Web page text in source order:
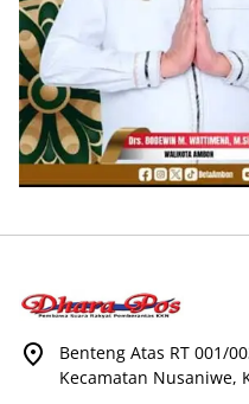
Benteng Atas RT 001/
Kecamatan Nusaniwe,